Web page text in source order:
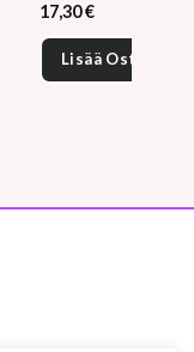
17,30€
Lisää